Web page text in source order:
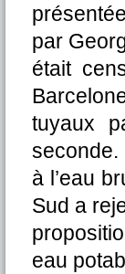
par
était
tuyaux
seconde.
à l’eau
Sud a
eau